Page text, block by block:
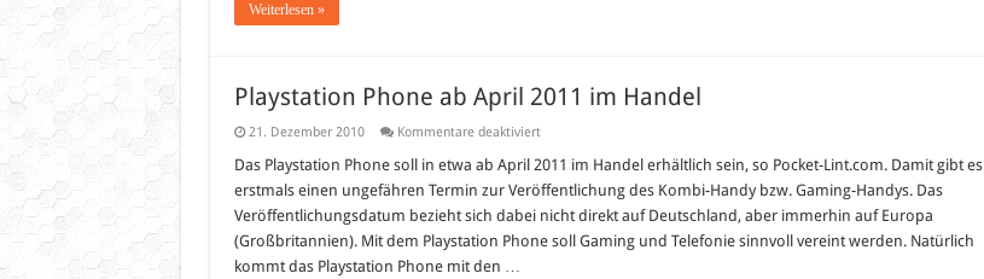
Weiterlesen »
Playstation Phone ab April 2011 im Handel
21. Dezember 2010 Kommentare deaktiviertfür
Phone
April
2011
im
Handel
Das Playstation Phone soll in etwa ab April 2011 im Handel erhältlich sein, so Pocket-Lint.com. Damit gibt es
erstmals einen ungefähren Termin zur Veröffentlichung des Kombi-Handy bzw. Gaming-Handys. Das
Veröffentlichungsdatum bezieht sich dabei nicht direkt auf Deutschland, aber immerhin auf Europa
(Großbritannien). Mit dem Playstation Phone soll Gaming und Telefonie sinnvoll vereint werden. Natürlich
kommt das Playstation Phone mit den …